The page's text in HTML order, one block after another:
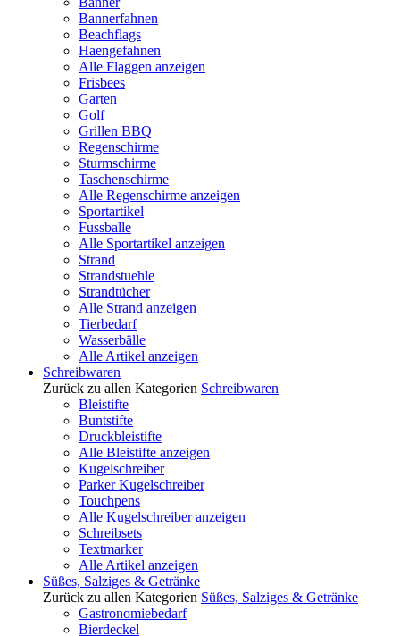
Bannerfahnen
Beachflags
Haengefahnen
Alle Flaggen anzeigen
Frisbees
Garten
Golf
Grillen BBQ
Regenschirme
Sturmschirme
Taschenschirme
Alle Regenschirme anzeigen
Sportartikel
Fussballe
Alle Sportartikel anzeigen
Strand
Strandstuehle
Strandtücher
Alle Strand anzeigen
Tierbedarf
Wasserbälle
Alle Artikel anzeigen
Schreibwaren
Zurück zu allen Kategorien Schreibwaren
Bleistifte
Buntstifte
Druckbleistifte
Alle Bleistifte anzeigen
Kugelschreiber
Parker Kugelschreiber
Touchpens
Alle Kugelschreiber anzeigen
Schreibsets
Textmarker
Alle Artikel anzeigen
Süßes, Salziges & Getränke
Zurück zu allen Kategorien Süßes, Salziges & Getränke
Gastronomiebedarf
Bierdeckel